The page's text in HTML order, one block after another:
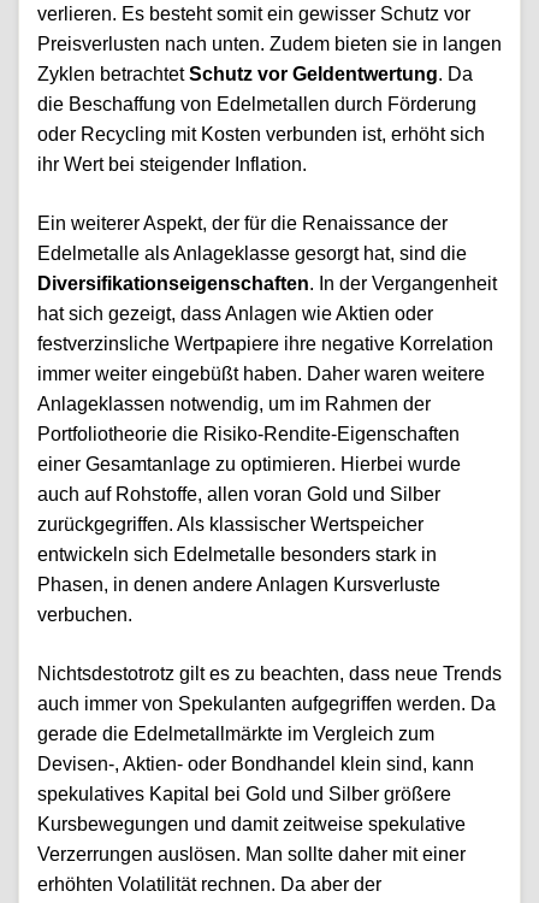
verlieren. Es besteht somit ein gewisser Schutz vor
Preisverlusten nach unten. Zudem bieten sie in langen
Zyklen betrachtetSchutz vor Geldentwertung. Da
die Beschaffung von Edelmetallen durch Förderung
oder Recycling mit Kosten verbunden ist, erhöht sich
ihr Wert bei steigender Inflation.
Ein weiterer Aspekt, der für die Renaissance der
Edelmetalle als Anlageklasse gesorgt hat, sind die
Diversifikationseigenschaften. In der Vergangenheit
hat sich gezeigt, dass Anlagen wie Aktien oder
festverzinsliche Wertpapiere ihre negative Korrelation
immer weiter eingebüßt haben. Daher waren weitere
Anlageklassen notwendig, um im Rahmen der
Portfoliotheorie die Risiko-Rendite-Eigenschaften
einer Gesamtanlage zu optimieren. Hierbei wurde
auch auf Rohstoffe, allen voran Gold und Silber
zurückgegriffen. Als klassischer Wertspeicher
entwickeln sich Edelmetalle besonders stark in
Phasen, in denen andere Anlagen Kursverluste
verbuchen.
Nichtsdestotrotz gilt es zu beachten, dass neue Trends
auch immer von Spekulanten aufgegriffen werden. Da
gerade die Edelmetallmärkte im Vergleich zum
Devisen-, Aktien- oder Bondhandel klein sind, kann
spekulatives Kapital bei Gold und Silber größere
Kursbewegungen und damit zeitweise spekulative
Verzerrungen auslösen. Man sollte daher mit einer
erhöhten Volatilität rechnen. Da aber der